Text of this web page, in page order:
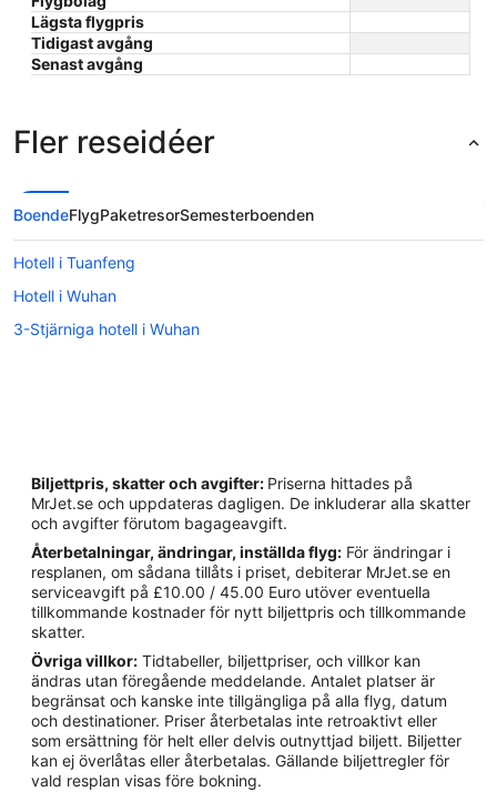
Lägsta flygpris
Tidigast avgång
Senast avgång
Fler reseidéer
BoendeFlygPaketresorSemesterboenden
Hotell i Tuanfeng
Hotell i Wuhan
3-Stjärniga hotell i Wuhan
Biljettpris, skatter och avgifter: Priserna hittades på
MrJet.se och uppdateras dagligen. De inkluderar alla skatter
och avgifter förutom bagageavgift.
Återbetalningar, ändringar, inställda flyg: För ändringar i
resplanen, om sådana tillåts i priset, debiterar MrJet.se en
serviceavgift på £10.00 / 45.00 Euro utöver eventuella
tillkommande kostnader för nytt biljettpris och tillkommande
skatter.
Övriga villkor: Tidtabeller, biljettpriser, och villkor kan
ändras utan föregående meddelande. Antalet platser är
begränsat och kanske inte tillgängliga på alla flyg, datum
och destinationer. Priser återbetalas inte retroaktivt eller
som ersättning för helt eller delvis outnyttjad biljett. Biljetter
kan ej överlåtas eller återbetalas. Gällande biljettregler för
vald resplan visas före bokning.